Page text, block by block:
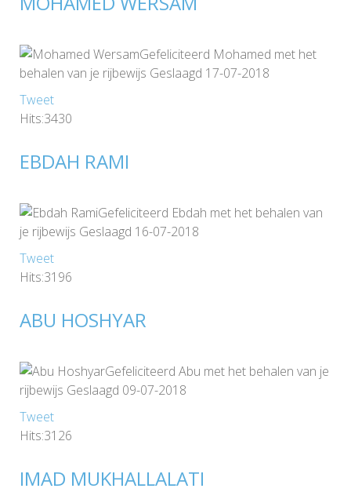
Gefeliciteerd Mohamed met het
behalen van je rijbewijs Geslaagd 17-07-2018
Tweet
Hits:3430
EBDAH RAMI
Gefeliciteerd Ebdah met het behalen van
je rijbewijs Geslaagd 16-07-2018
Tweet
Hits:3196
ABU HOSHYAR
Gefeliciteerd Abu met het behalen van je
rijbewijs Geslaagd 09-07-2018
Tweet
Hits:3126
IMAD MUKHALLALATI